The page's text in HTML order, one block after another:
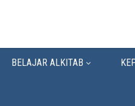
BELAJAR ALKITAB